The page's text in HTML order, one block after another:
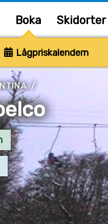
Boka Skidorter
Lågpriskalendern
/